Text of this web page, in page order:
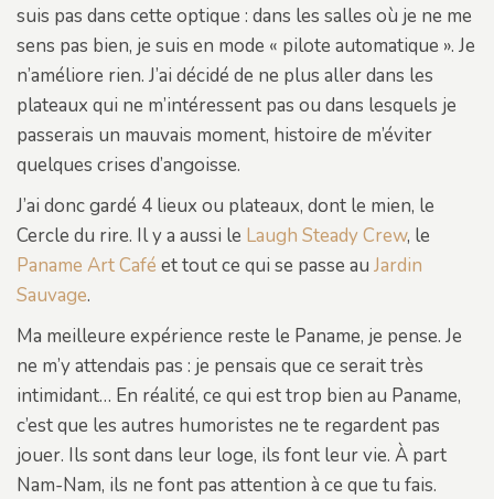
suis pas dans cette optique : dans les salles où je ne me
sens pas bien, je suis en mode « pilote automatique ». Je
n’améliore rien. J’ai décidé de ne plus aller dans les
plateaux qui ne m’intéressent pas ou dans lesquels je
passerais un mauvais moment, histoire de m’éviter
quelques crises d’angoisse.
J’ai donc gardé 4 lieux ou plateaux, dont le mien, le
Cercle du rire. Il y a aussi le Laugh Steady Crew, le
Paname Art Café et tout ce qui se passe au Jardin
Sauvage.
Ma meilleure expérience reste le Paname, je pense. Je
ne m’y attendais pas : je pensais que ce serait très
intimidant… En réalité, ce qui est trop bien au Paname,
c’est que les autres humoristes ne te regardent pas
jouer. Ils sont dans leur loge, ils font leur vie. À part
Nam-Nam, ils ne font pas attention à ce que tu fais.